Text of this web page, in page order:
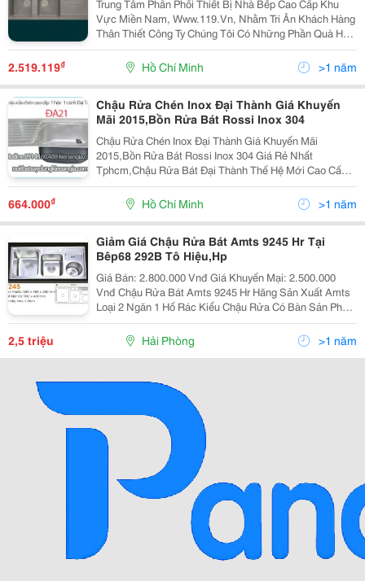
Trung Tâm Phân Phối Thiết Bị Nhà Bếp Cao Cấp Khu
Vực Miền Nam, Www.119.Vn, Nhằm Tri Ân Khách Hàng
Thân Thiết Công Ty Chúng Tôi Có Những Phần Quà Hấp
Dẫn Cùng Chia Se Với Quí Khách Hàng, Giá Trị Lên Đến
2 Triệu Đồng Tùy Theo Đơn Hàng, Chuyên Mua
2.519.119₫ Hồ Chí Minh >1 năm
Chậu Rửa Chén Inox Đại Thành Giá Khuyến
Mãi 2015,Bồn Rửa Bát Rossi Inox 304
Chậu Rửa Chén Inox Đại Thành Giá Khuyến Mãi
2015,Bồn Rửa Bát Rossi Inox 304 Giá Rẻ Nhất
Tphcm,Chậu Rửa Bát Đại Thành Thế Hệ Mới Cao Cấp
Cho Gia Đình Giá Tốt Nhất Hotline 0914160488.
Kienangia.com Hoặc Noithatxaydungkienangia.com
Kiến An Gia
664.000₫ Hồ Chí Minh >1 năm
Giảm Giá Chậu Rửa Bát Amts 9245 Hr Tại
Bêp68 292B Tô Hiệu,Hp
Giá Bán: 2.800.000 Vnđ Giá Khuyến Mại: 2.500.000
Vnđ Chậu Rửa Bát Amts 9245 Hr Hãng Sản Xuất Amts
Loại 2 Ngăn 1 Hố Rác Kiểu Chậu Rửa Có Bàn Sản Phẩm
Chậu Rửa Bát Chất Liệu Inox 304 Xuất Xứ Italy Kích
Thước
2,5 triệu Hải Phòng >1 năm